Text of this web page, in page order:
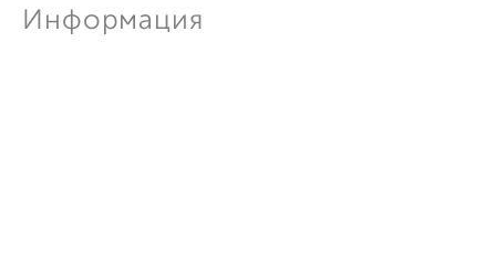
Информация